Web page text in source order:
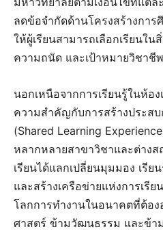
ลดข้อจำกัดด้านโครงสร้างการ
ให้ผู้เรียนสามารถเลือกเรียนใ
ความถนัด และเป้าหมายวิชาชี
นอกเหนือจากการเรียนรู้ในห้อง
ความสำคัญกับการสร้างประส
(Shared Learning
หลากหลายสาขาวิชาและต่างส
เรียนได้แลกเปลี่ยนมุมมอง เรี
และสร้างเครือข่ายแห่งการเรี
โลกการทำงานในอนาคตที่ต้อ
ศาสตร์ ข้ามวัฒนธรรม และข้า